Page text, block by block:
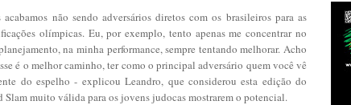
acabamos não sendo adversários diretos com os brasileiros para as
olímpicas. Eu, por exemplo, tento apenas me concentrar no
na minha performance, sempre tentando melhorar. Acho
é o melhor caminho, ter como o principal adversário quem você vê
do espelho - explicou Leandro, que considerou esta edição do
Slam muito válida para os jovens judocas mostrarem o potencial.